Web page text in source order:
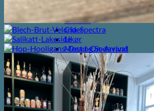
Andet
Spiritus
Cider
Likør
Most og Sodavand
Chips
Diverse
Gaveæsker og indpakning
Glas
Ølsmagning
Om ØL2GO